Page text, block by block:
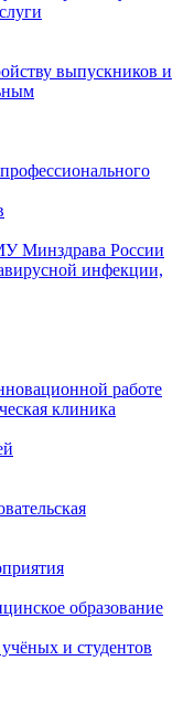
выпускников и
России
инфекции,
работе
клиника
образование
и студентов